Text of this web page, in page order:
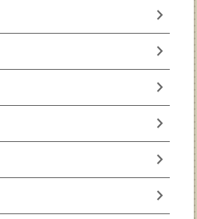
chevron_right
chevron_right
chevron_right
chevron_right
chevron_right
chevron_right